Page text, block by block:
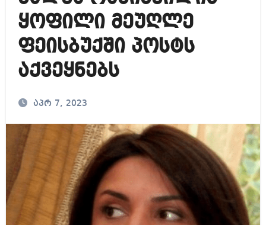
ყოფილი მეუღლე
ფეისბუქში პოსტს
აქვეყნებს
აპრ 7, 2023